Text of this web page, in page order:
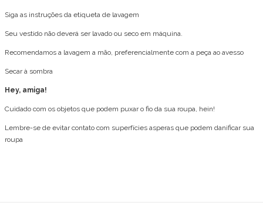
Siga as instruções da etiqueta de lavagem
Seu vestido não deverá ser lavado ou seco em máquina.
Recomendamos a lavagem a mão, preferencialmente com a peça ao avesso
Secar à sombra
Hey, amiga!
Cuidado com os objetos que podem puxar o fio da sua roupa, hein!
Lembre-se de evitar contato com superfícies asperas que podem danificar sua
roupa